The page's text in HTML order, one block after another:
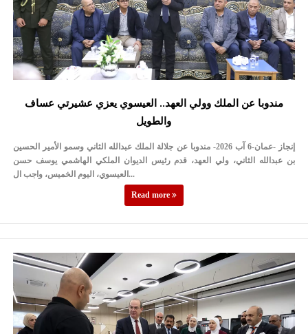
مندوبا عن الملك وولي العهد.. العيسوي يعزي عشيرتي عساف
والطويل
إنجاز -عمان-6 آب 2026- مندوبا عن جلالة الملك عبدالله الثاني وسمو الأمير الحسين
بن عبدالله الثاني، ولي العهد، قدم رئيس الديوان الملكي الهاشمي يوسف حسن
العيسوي، اليوم الخميس، واجب ال...
Read more